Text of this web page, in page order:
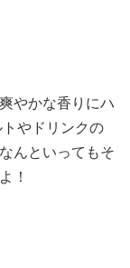
やかな香りにハ
やドリンクの
んといってもそ
！